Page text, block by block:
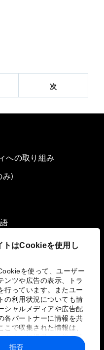
トはCookieを使用し
を使って、ユーザー
ンツや広告の表示、トラ
行っています。またユー
の利用状況についても情
シャルメディアや広告配
各パートナーに情報を共
こで収集された情報は、
トナーに提供した他の情
のサービスを使用した際
拒否
次
への取り組み
み)